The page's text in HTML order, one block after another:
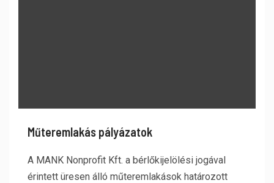
Műteremlakás pályázatok
A MANK Nonprofit Kft. a bérlőkijelölési jogával
érintett üresen álló műteremlakások határozott